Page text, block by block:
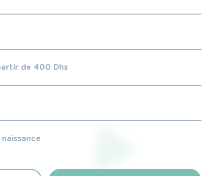
de 400 Dhs